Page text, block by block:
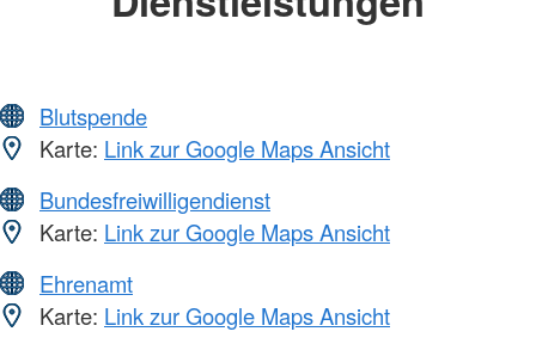
Blutspende
Karte: Link zur Google Maps Ansicht
Bundesfreiwilligendienst
Karte: Link zur Google Maps Ansicht
Ehrenamt
Karte: Link zur Google Maps Ansicht